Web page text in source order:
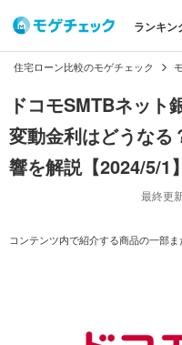
ランキン
住宅ローン比較のモゲチェック
ドコモSMTBネット
変動金利はどうなる
響を解説【2024/5/1】
最終更
コンテンツ内で紹介する商品の一部ま